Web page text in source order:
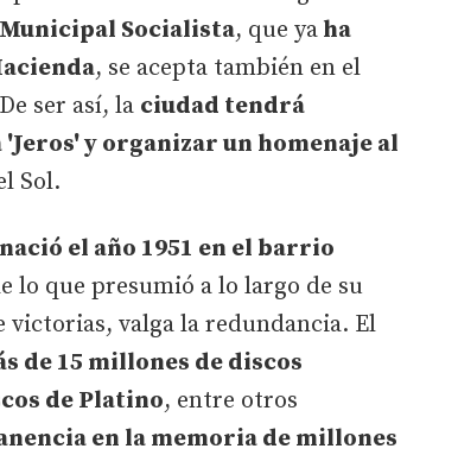
Socialista, que ya ha
, se acepta también en el
ser así, la ciudad tendrá
y organizar un homenaje al
Sol.
nació el año 1951 en el barrio
lo que presumió a lo largo de su
valga la redundancia. El
de 15 millones de discos
de Platino, entre otros
en la memoria de millones